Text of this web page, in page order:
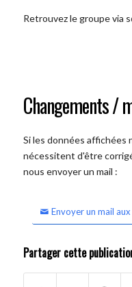
Retrouvez le groupe via
Changements /
Si les données affichées
nécessitent d'être
nous envoyer un mail :
Envoyer un mail
Partager cette